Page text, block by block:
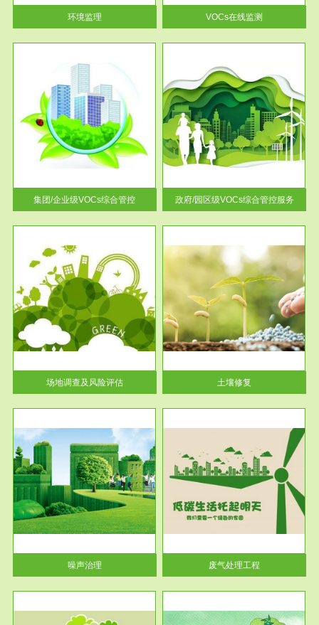
环境监理
率达...
VOCs在线监测
集团/企业级VOCs综合管控
服务范围
政府/园区级VOCs综合管控服务
根据《石化行业挥发性有机物综
合整治方案》文件要求，到2017
年，全...
政府/园区级VOCs综合管控服务
场地调查及风险评估
服务范围
土壤修复
土壤修复
噪声治理
服务范围
废气处理工程
废气处理工程